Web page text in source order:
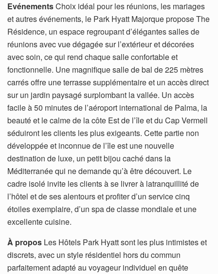
EvénementsChoix idéal pour les réunions, les mariages
et autres événements, le Park Hyatt Majorque propose The
Résidence, un espace regroupant d’élégantes salles de
réunions avec vue dégagée sur l’extérieur et décorées
avec soin, ce qui rend chaque salle confortable et
fonctionnelle. Une magnifique salle de bal de 225 mètres
carrés offre une terrasse supplémentaire et un accès direct
sur un jardin paysagé surplombant la vallée. Un accès
facile à 50 minutes de l’aéroport international de Palma, la
beauté et le calme de la côte Est de l’île et du Cap Vermell
séduiront les clients les plus exigeants. Cette partie non
développée et inconnue de l’île est une nouvelle
destination de luxe, un petit bijou caché dans la
Méditerranée qui ne demande qu’à être découvert. Le
cadre isolé invite les clients à se livrer à latranquillité de
l’hôtel et de ses alentours et profiter d’un service cinq
étoiles exemplaire, d’un spa de classe mondiale et une
excellente cuisine.
À propos Les Hôtels Park Hyatt sont les plus intimistes et
discrets, avec un style résidentiel hors du commun
parfaitement adapté au voyageur individuel en quête